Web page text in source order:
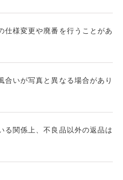
仕様変更や廃番を行うことがあ
合いが写真と異なる場合があり
る関係上、不良品以外の返品は